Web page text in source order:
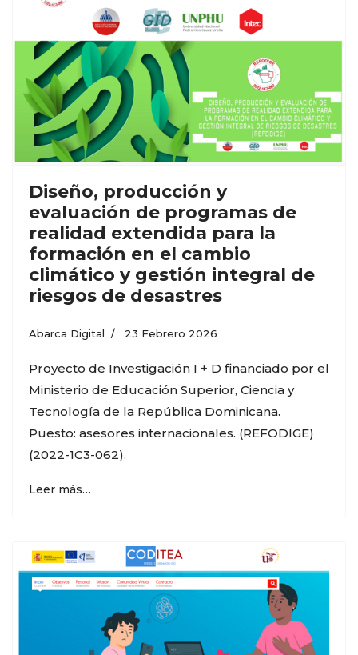
Diseño, producción y
evaluación de programas de
realidad extendida para la
formación en el cambio
climático y gestión integral de
riesgos de desastres
Abarca Digital 23 Febrero 2026
Proyecto de Investigación I + D financiado por el
Ministerio de Educación Superior, Ciencia y
Tecnología de la República Dominicana.
Puesto: asesores internacionales. (REFODIGE)
(2022-1C3-062).
Leer más…